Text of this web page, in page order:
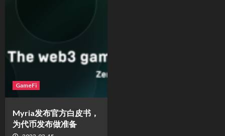
GameFi
Myria发布官方白皮书，
为代币发布做准备